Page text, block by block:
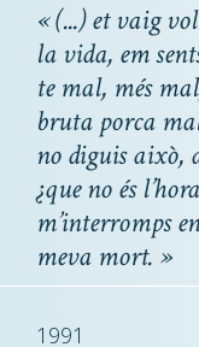
«(...)et vaig
la vida, em
te mal, més
bruta porca
no diguis això,
¿que no és
m’interromps
meva mort. »
1991